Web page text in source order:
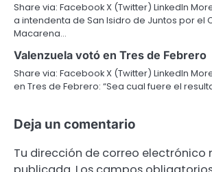
Share via: Facebook X (Twitter) LinkedIn
a intendenta de San Isidro de Juntos por el
Macarena…
Valenzuela votó en Tres de Febrero
Share via: Facebook X (Twitter) LinkedIn
en Tres de Febrero: “Sea cual fuere el
Deja un comentario
Tu dirección de correo electrónico